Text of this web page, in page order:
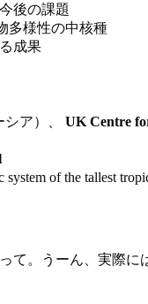
後の課題
多様性の中核種
成果
シア）、 UK Centre
of the tallest
て。うーん、実際